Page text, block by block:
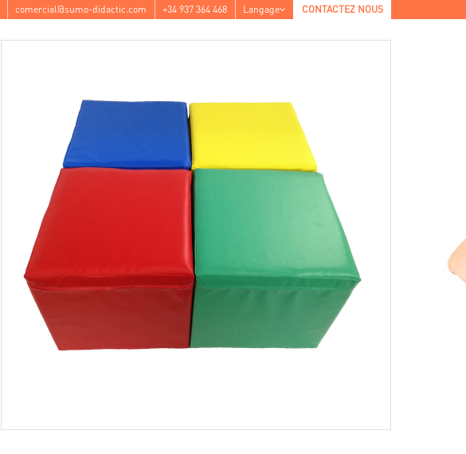
comercial@sumo-didactic.com +34 937 364 468 Langage CONTACTEZ NOUS